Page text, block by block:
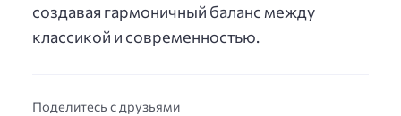
создавая гармоничный баланс между
классикой и современностью.
Поделитесь с друзьями